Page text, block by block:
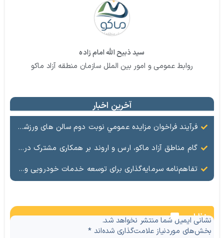
سید ذبیح الله امام زاده
روابط عمومی و امور بین الملل سازمان منطقه آزاد ماکو
آخرین اخبار
فرآيند فراخوان مزایده عمومي نوبت دوم سالن های ورزشی تحت اختیار منطقه آزاد ماکو در شهرهای بازرگان – شوط و پلدشت
گام مناطق آزاد ماکو، ارس و اروند بر همکاری مشترک در حوزه سرمایه‌گذاری و تجارت
تفاهم‌نامه سرمایه‌گذاری برای توسعه خدمات خودرویی و گردشگری خودرو در منطقه آزاد ماکو امضا شد
نظرات
نشانی ایمیل شما منتشر نخواهد شد.
بخش‌های موردنیاز علامت‌گذاری شده‌اند*